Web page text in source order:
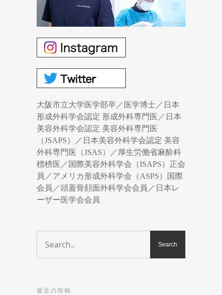
大阪市立大学医学部卒／医学博士／日本
形成外科学会認定 形成外科専門医／日本
美容外科学会認定 美容外科専門医
（JSAPS）／日本美容外科学会認定 美容
外科専門医（JSAS）／厚生労働省麻酔科
標榜医／国際美容外科学会（ISAPS）正会
員／アメリカ形成外科学会（ASPS）国際
会員／頭蓋骨顔面外科学会会員／日本レ
ーザー医学会会員
最近の投稿